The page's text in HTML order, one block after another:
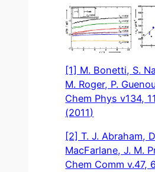
[1] M. Bonetti, S.
M. Roger, P.
Chem Phys v134,
(2011)
[2] T. J. Abraham,
MacFarlane, J. M.
Chem Comm v.47,